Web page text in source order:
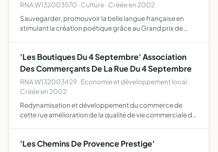
RNA W132003570 · Culture · Créée en 2002
Sauvegarder, promouvoir la belle langue française en
stimulant la création poétique grâce au Grand prix de
à Mah…
'Les Boutiques Du 4 Septembre' Association
Des Commerçants De La Rue Du 4 Septembre
RNA W132003429 · Economie et développement local ·
Créée en 2002
Redynamisation et développement du commerce de
cette rue amélioration de la qualité de vie commerciale du
'Les Chemins De Provence Prestige'